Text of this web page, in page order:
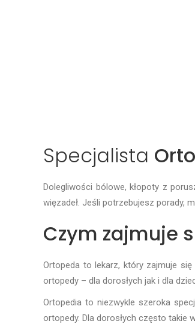
Specjalista
Dolegliwości bólowe, kłopoty z
więzadeł. Jeśli potrzebujesz porady,
Czym zajmuje
Ortopeda to lekarz, który zajmuje
ortopedy – dla dorosłych jak i dla
Ortopedia to niezwykle szeroka
ortopedy. Dla dorosłych często takie